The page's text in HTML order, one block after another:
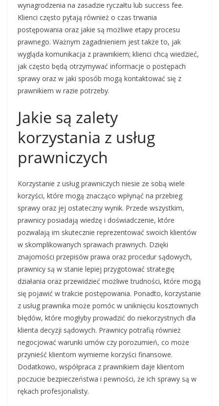
wynagrodzenia na zasadzie ryczałtu lub success fee.
Klienci często pytają również o czas trwania
postępowania oraz jakie są możliwe etapy procesu
prawnego. Ważnym zagadnieniem jest także to, jak
wygląda komunikacja z prawnikiem; klienci chcą wiedzieć,
jak często będą otrzymywać informacje o postępach
sprawy oraz w jaki sposób mogą kontaktować się z
prawnikiem w razie potrzeby.
Jakie są zalety
korzystania z usług
prawniczych
Korzystanie z usług prawniczych niesie ze sobą wiele
korzyści, które mogą znacząco wpłynąć na przebieg
sprawy oraz jej ostateczny wynik. Przede wszystkim,
prawnicy posiadają wiedzę i doświadczenie, które
pozwalają im skutecznie reprezentować swoich klientów
w skomplikowanych sprawach prawnych. Dzięki
znajomości przepisów prawa oraz procedur sądowych,
prawnicy są w stanie lepiej przygotować strategię
działania oraz przewidzieć możliwe trudności, które mogą
się pojawić w trakcie postępowania. Ponadto, korzystanie
z usług prawnika może pomóc w uniknięciu kosztownych
błędów, które mogłyby prowadzić do niekorzystnych dla
klienta decyzji sądowych. Prawnicy potrafią również
negocjować warunki umów czy porozumień, co może
przynieść klientom wymierne korzyści finansowe.
Dodatkowo, współpraca z prawnikiem daje klientom
poczucie bezpieczeństwa i pewności, że ich sprawy są w
rękach profesjonalisty.